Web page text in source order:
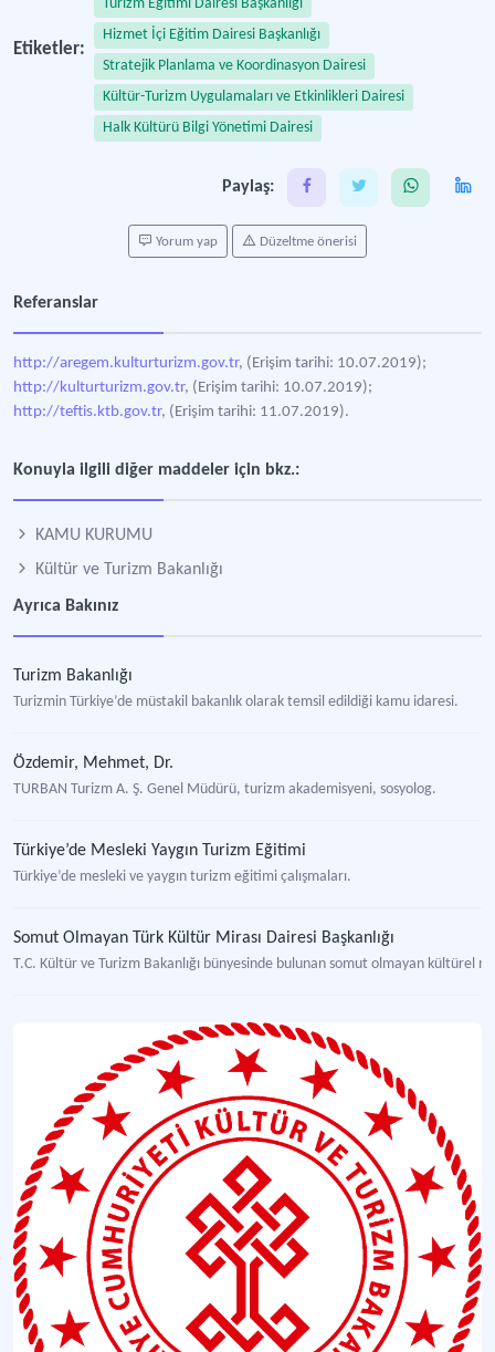
Etiketler:
Turizm Eğitimi Dairesi Başkanlığı
Hizmet İçi Eğitim Dairesi Başkanlığı
Stratejik Planlama ve Koordinasyon Dairesi
Kültür-Turizm Uygulamaları ve Etkinlikleri Dairesi
Halk Kültürü Bilgi Yönetimi Dairesi
Paylaş:
Yorum yap Düzeltme önerisi
Referanslar
http://aregem.kulturturizm.gov.tr, (Erişim tarihi: 10.07.2019);
http://kulturturizm.gov.tr, (Erişim tarihi: 10.07.2019);
http://teftis.ktb.gov.tr, (Erişim tarihi: 11.07.2019).
Konuyla ilgili diğer maddeler için bkz.:
KAMU KURUMU
Kültür ve Turizm Bakanlığı
Ayrıca Bakınız
Turizm Bakanlığı
Turizmin Türkiye’de müstakil bakanlık olarak temsil edildiği kamu idaresi.
Özdemir, Mehmet, Dr.
TURBAN Turizm A. Ş. Genel Müdürü, turizm akademisyeni, sosyolog.
Türkiye’de Mesleki Yaygın Turizm Eğitimi
Türkiye’de mesleki ve yaygın turizm eğitimi çalışmaları.
Somut Olmayan Türk Kültür Mirası Dairesi Başkanlığı
T.C. Kültür ve Turizm Bakanlığı bünyesinde bulunan somut olmayan kültürel